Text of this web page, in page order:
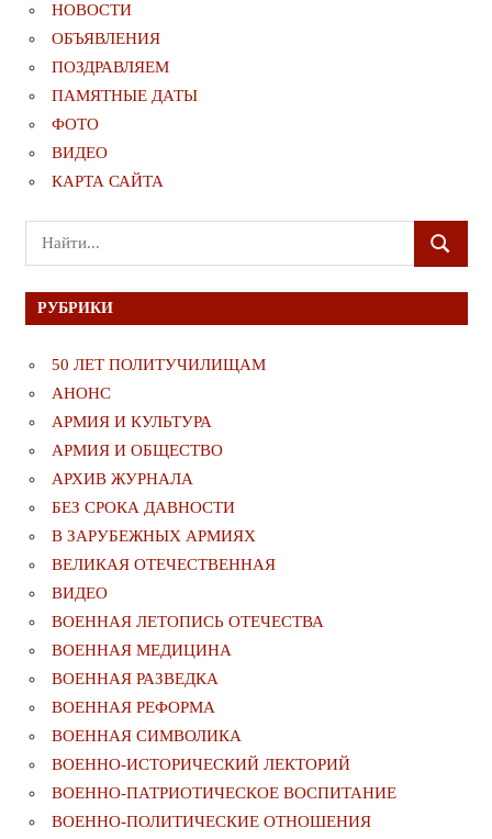
НОВОСТИ
ОБЪЯВЛЕНИЯ
ПОЗДРАВЛЯЕМ
ПАМЯТНЫЕ ДАТЫ
ФОТО
ВИДЕО
КАРТА САЙТА
Поиск
для:
ПОИСК
РУБРИКИ
50 ЛЕТ ПОЛИТУЧИЛИЩАМ
АНОНС
АРМИЯ И КУЛЬТУРА
АРМИЯ И ОБЩЕСТВО
АРХИВ ЖУРНАЛА
БЕЗ СРОКА ДАВНОСТИ
В ЗАРУБЕЖНЫХ АРМИЯХ
ВЕЛИКАЯ ОТЕЧЕСТВЕННАЯ
ВИДЕО
ВОЕННАЯ ЛЕТОПИСЬ ОТЕЧЕСТВА
ВОЕННАЯ МЕДИЦИНА
ВОЕННАЯ РАЗВЕДКА
ВОЕННАЯ РЕФОРМА
ВОЕННАЯ СИМВОЛИКА
ВОЕННО-ИСТОРИЧЕСКИЙ ЛЕКТОРИЙ
ВОЕННО-ПАТРИОТИЧЕСКОЕ ВОСПИТАНИЕ
ВОЕННО-ПОЛИТИЧЕСКИE ОТНОШЕНИЯ